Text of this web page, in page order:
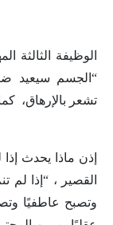
الوظيفة الثالثة
“الجسم سيعيد
تشعر بالإرهاق،
إذن ماذا يحدث
القصير ، “إذا لم
وتصبح عاطفيًا